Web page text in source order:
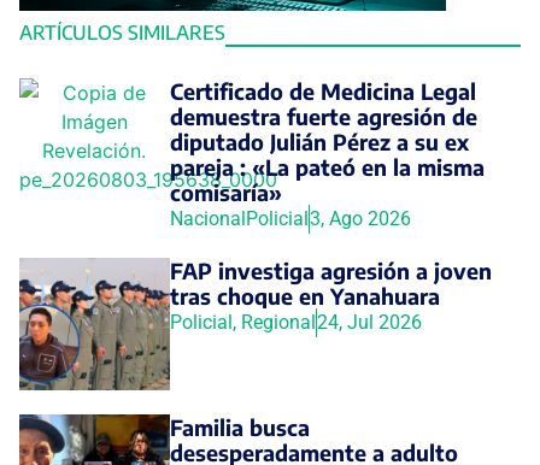
ARTÍCULOS SIMILARES
Certificado de Medicina Legal
demuestra fuerte agresión de
diputado Julián Pérez a su ex
pareja : «La pateó en la misma
comisaría»
NacionalPolicial3, Ago 2026
FAP investiga agresión a joven
tras choque en Yanahuara
Policial, Regional24, Jul 2026
Familia busca
desesperadamente a adulto